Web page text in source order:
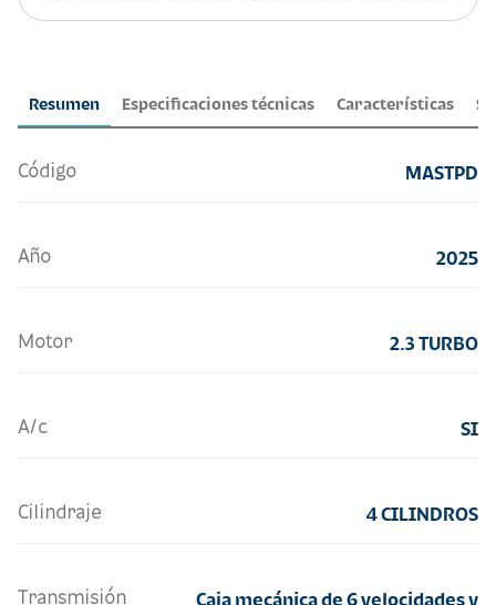
Resumen Especificaciones técnicas Características
Código MASTPD
Año 2025
Motor 2.3 TURBO
A/c SI
Cilindraje 4 CILINDROS
Transmisión Caja mecánica de 6 velocidades y